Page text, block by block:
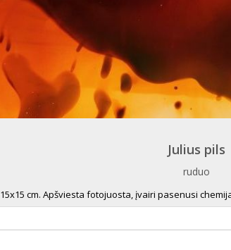
Julius pils
ruduo
cm. Apšviesta fotojuosta, įvairi pasenusi